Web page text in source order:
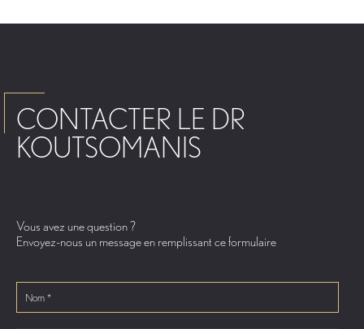
CONTACTER LE DR
KOUTSOMANIS
Vous avez une question ?
Envoyez-nous un message en remplissant ce formulaire